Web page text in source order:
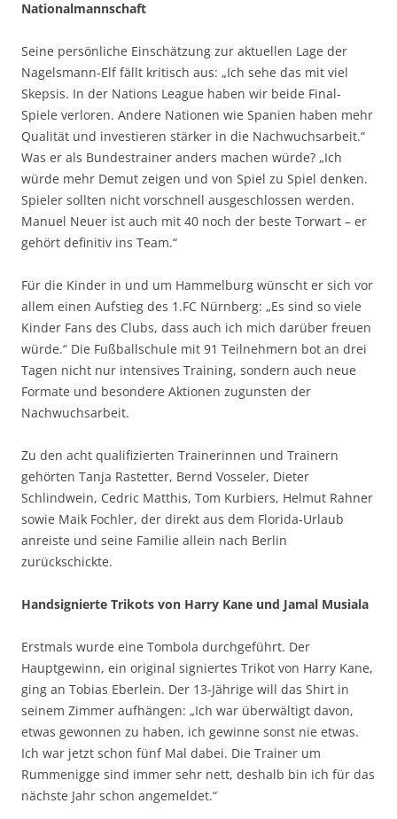
Nationalmannschaft
Seine persönliche Einschätzung zur aktuellen Lage der
Nagelsmann-Elf fällt kritisch aus: „Ich sehe das mit viel
Skepsis. In der Nations League haben wir beide Final-
Spiele verloren. Andere Nationen wie Spanien haben mehr
Qualität und investieren stärker in die Nachwuchsarbeit.“
Was er als Bundestrainer anders machen würde? „Ich
würde mehr Demut zeigen und von Spiel zu Spiel denken.
Spieler sollten nicht vorschnell ausgeschlossen werden.
Manuel Neuer ist auch mit 40 noch der beste Torwart – er
gehört definitiv ins Team.“
Für die Kinder in und um Hammelburg wünscht er sich vor
allem einen Aufstieg des 1.FC Nürnberg: „Es sind so viele
Kinder Fans des Clubs, dass auch ich mich darüber freuen
würde.“ Die Fußballschule mit 91 Teilnehmern bot an drei
Tagen nicht nur intensives Training, sondern auch neue
Formate und besondere Aktionen zugunsten der
Nachwuchsarbeit.
Zu den acht qualifizierten Trainerinnen und Trainern
gehörten Tanja Rastetter, Bernd Vosseler, Dieter
Schlindwein, Cedric Matthis, Tom Kurbiers, Helmut Rahner
sowie Maik Fochler, der direkt aus dem Florida-Urlaub
anreiste und seine Familie allein nach Berlin
zurückschickte.
Handsignierte Trikots von Harry Kane und Jamal Musiala
Erstmals wurde eine Tombola durchgeführt. Der
Hauptgewinn, ein original signiertes Trikot von Harry Kane,
ging an Tobias Eberlein. Der 13-Jährige will das Shirt in
seinem Zimmer aufhängen: „Ich war überwältigt davon,
etwas gewonnen zu haben, ich gewinne sonst nie etwas.
Ich war jetzt schon fünf Mal dabei. Die Trainer um
Rummenigge sind immer sehr nett, deshalb bin ich für das
nächste Jahr schon angemeldet.“